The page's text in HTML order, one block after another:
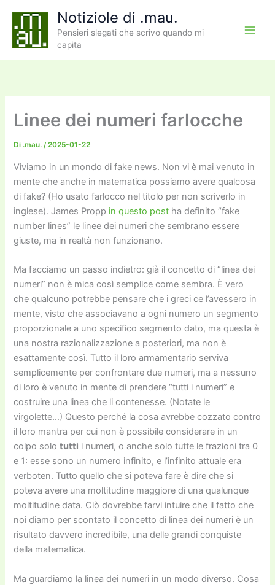
contenuto
Notiziole di .mau.
Pensieri slegati che scrivo quando mi
capita
Linee dei numeri farlocche
Di .mau./2025-01-22
Viviamo in un mondo di fake news. Non vi è mai venuto in
mente che anche in matematica possiamo avere qualcosa
di fake? (Ho usato farlocco nel titolo per non scriverlo in
inglese). James Propp in questo post ha definito “fake
number lines” le linee dei numeri che sembrano essere
giuste, ma in realtà non funzionano.
Ma facciamo un passo indietro: già il concetto di “linea dei
numeri” non è mica così semplice come sembra. È vero
che qualcuno potrebbe pensare che i greci ce l’avessero in
mente, visto che associavano a ogni numero un segmento
proporzionale a uno specifico segmento dato, ma questa è
una nostra razionalizzazione a posteriori, ma non è
esattamente così. Tutto il loro armamentario serviva
semplicemente per confrontare due numeri, ma a nessuno
di loro è venuto in mente di prendere “tutti i numeri” e
costruire una linea che li contenesse. (Notate le
virgolette…) Questo perché la cosa avrebbe cozzato contro
il loro mantra per cui non è possibile considerare in un
colpo solotutti i numeri, o anche solo tutte le frazioni tra 0
e 1: esse sono un numero infinito, e l’infinito attuale era
verboten. Tutto quello che si poteva fare è dire che si
poteva avere una moltitudine maggiore di una qualunque
moltitudine data. Ciò dovrebbe farvi intuire che il fatto che
noi diamo per scontato il concetto di linea dei numeri è un
risultato davvero incredibile, una delle grandi conquiste
della matematica.
Ma guardiamo la linea dei numeri in un modo diverso. Cosa